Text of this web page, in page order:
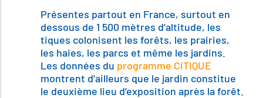
Présentes partout en France, surtout en
dessous de 1 500 mètres d’altitude, les
tiques colonisent les forêts, les prairies,
les haies, les parcs et même les jardins.
Les données du programme CiTIQUE
montrent d’ailleurs que le jardin constitue
le deuxième lieu d’exposition après la forêt.